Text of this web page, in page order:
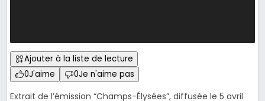
Ajouter à la liste de lecture
0J'aime 0Je n'aime pas
Extrait de l’émission “Champs-Élysées”, diffusée le 5 avril